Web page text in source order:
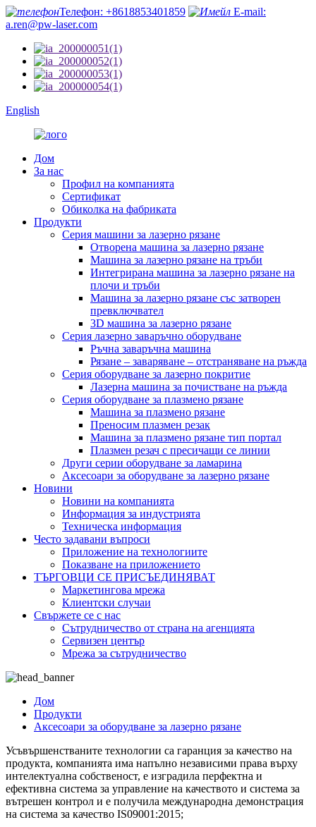
Телефон: +8618853401859
E-mail:
a.ren@pw-laser.com
English
Дом
За нас
Профил на компанията
Сертификат
Обиколка на фабриката
Продукти
Серия машини за лазерно рязане
Отворена машина за лазерно рязане
Машина за лазерно рязане на тръби
Интегрирана машина за лазерно рязане на
плочи и тръби
Машина за лазерно рязане със затворен
превключвател
3D машина за лазерно рязане
Серия лазерно заваръчно оборудване
Ръчна заваръчна машина
Рязане – заваряване – отстраняване на ръжда
Серия оборудване за лазерно покритие
Лазерна машина за почистване на ръжда
Серия оборудване за плазмено рязане
Машина за плазмено рязане
Преносим плазмен резак
Машина за плазмено рязане тип портал
Плазмен резач с пресичащи се линии
Други серии оборудване за ламарина
Аксесоари за оборудване за лазерно рязане
Новини
Новини на компанията
Информация за индустрията
Техническа информация
Често задавани въпроси
Приложение на технологиите
Показване на приложението
ТЪРГОВЦИ СЕ ПРИСЪЕДИНЯВАТ
Маркетингова мрежа
Клиентски случаи
Свържете се с нас
Сътрудничество от страна на агенцията
Сервизен център
Мрежа за сътрудничество
Дом
Продукти
Аксесоари за оборудване за лазерно рязане
Усъвършенстваните технологии са гаранция за качество на
продукта, компанията има напълно независими права върху
интелектуална собственост, е изградила перфектна и
ефективна система за управление на качеството и система за
вътрешен контрол и е получила международна демонстрация
на система за качество IS09001:2015;